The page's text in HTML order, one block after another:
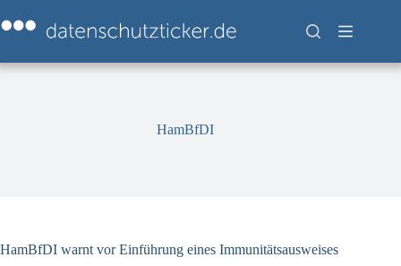
Inhalt
springen
HamBfDI
HamBfDI warnt vor Einführung eines Immunitätsausweises